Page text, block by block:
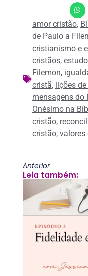
amor cristão,
de Paulo a
cristianismo e
cristãos,
Filemon,
cristã, lições
mensagens do
Onésimo na
cristão,
cristão, valores
Anterior
Leia também: